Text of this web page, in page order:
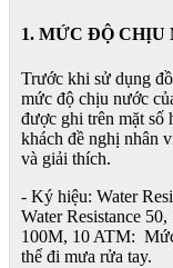
1. MỨC ĐỘ CHỊU
Trước khi sử dụng
mức độ chịu nước
được ghi trên mặt số
khách đề nghị nhân
và giải thích.
- Ký hiệu: Water
Water Resistance
100M, 10 ATM:
thể đi mưa rửa tay.